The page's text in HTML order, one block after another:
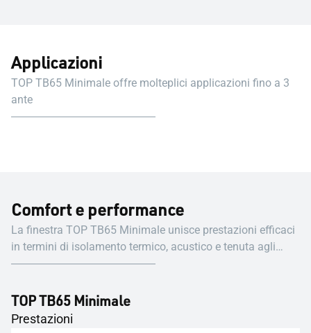
Applicazioni
TOP TB65 Minimale offre molteplici applicazioni fino a 3
ante
Comfort e performance
La finestra TOP TB65 Minimale unisce prestazioni efficaci
in termini di isolamento termico, acustico e tenuta agli
agenti atmosferici e le attuali tendenze architettoniche.
TOP TB65 Minimale
Prestazioni